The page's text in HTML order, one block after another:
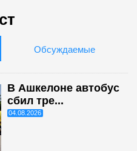
Обсуждаемые
В Ашкелоне автобус
сбил тре...
04.08.2026